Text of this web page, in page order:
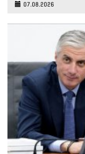
07.08.2026